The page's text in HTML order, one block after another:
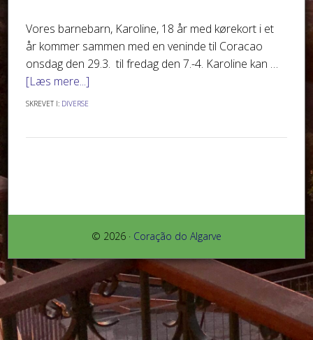
Vores barnebarn, Karoline, 18 år med kørekort i et
år kommer sammen med en veninde til Coracao
onsdag den 29.3. til fredag den 7.-4. Karoline kan …
[Læs mere...]
SKREVET I: DIVERSE
© 2026 · Coração do Algarve